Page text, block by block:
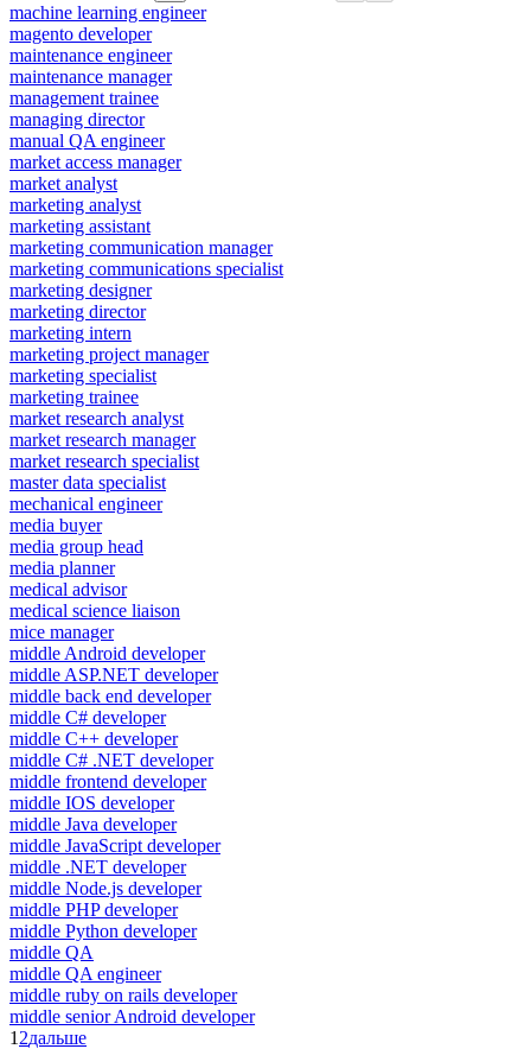
machine learning engineer
magento developer
maintenance engineer
maintenance manager
management trainee
managing director
manual QA engineer
market access manager
market analyst
marketing analyst
marketing assistant
marketing communication manager
marketing communications specialist
marketing designer
marketing director
marketing intern
marketing project manager
marketing specialist
marketing trainee
market research analyst
market research manager
market research specialist
master data specialist
mechanical engineer
media buyer
media group head
media planner
medical advisor
medical science liaison
mice manager
middle Android developer
middle ASP.NET developer
middle back end developer
middle C# developer
middle C++ developer
middle C# .NET developer
middle frontend developer
middle IOS developer
middle Java developer
middle JavaScript developer
middle .NET developer
middle Node.js developer
middle PHP developer
middle Python developer
middle QA
middle QA engineer
middle ruby on rails developer
middle senior Android developer
1 2дальше